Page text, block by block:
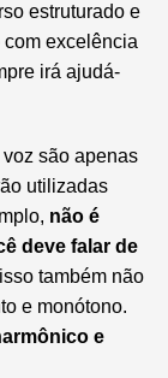
estruturado e
excelência
irá ajudá-
são apenas
utilizadas
não é
deve falar de
também não
e monótono.
e